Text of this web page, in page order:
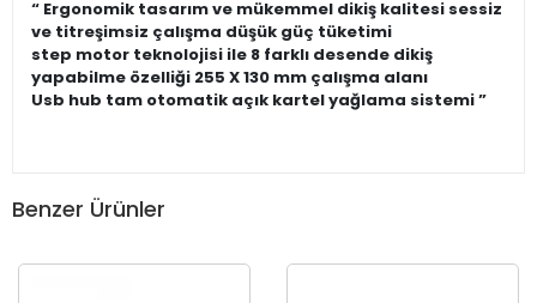
“ Ergonomik tasarım ve mükemmel dikiş kalitesi sessiz
ve titreşimsiz çalışma düşük güç tüketimi
step motor teknolojisi ile 8 farklı desende dikiş
yapabilme özelliği 255 X 130 mm çalışma alanı
Usb hub tam otomatik açık kartel yağlama sistemi ”
Benzer Ürünler